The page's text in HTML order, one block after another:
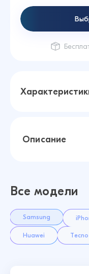
Описание
Все модели
Samsung
Huawei Tecno